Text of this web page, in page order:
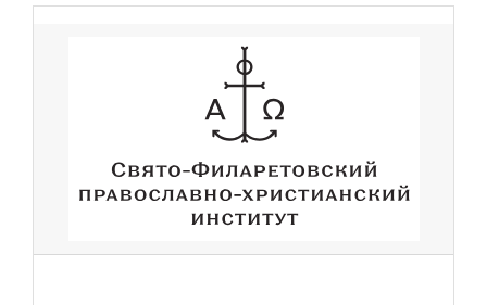
Перейти к основному содержанию